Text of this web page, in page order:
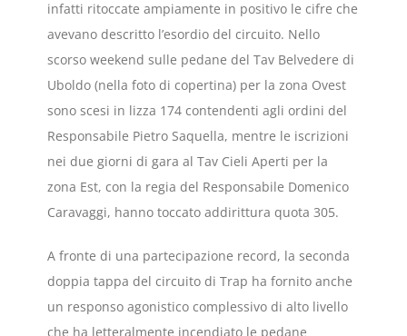
infatti ritoccate ampiamente in positivo le cifre che
avevano descritto l’esordio del circuito. Nello
scorso weekend sulle pedane del Tav Belvedere di
Uboldo (nella foto di copertina) per la zona Ovest
sono scesi in lizza 174 contendenti agli ordini del
Responsabile Pietro Saquella, mentre le iscrizioni
nei due giorni di gara al Tav Cieli Aperti per la
zona Est, con la regia del Responsabile Domenico
Caravaggi, hanno toccato addirittura quota 305.
A fronte di una partecipazione record, la seconda
doppia tappa del circuito di Trap ha fornito anche
un responso agonistico complessivo di alto livello
che ha letteralmente incendiato le pedane